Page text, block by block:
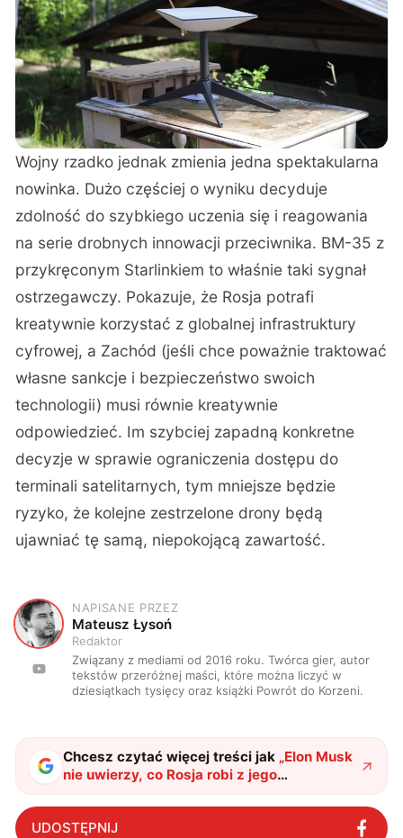
Wojny rzadko jednak zmienia jedna spektakularna
nowinka. Dużo częściej o wyniku decyduje
zdolność do szybkiego uczenia się i reagowania
na serie drobnych innowacji przeciwnika. BM-35 z
przykręconym Starlinkiem to właśnie taki sygnał
ostrzegawczy. Pokazuje, że Rosja potrafi
kreatywnie korzystać z globalnej infrastruktury
cyfrowej, a Zachód (jeśli chce poważnie traktować
własne sankcje i bezpieczeństwo swoich
technologii) musi równie kreatywnie
odpowiedzieć. Im szybciej zapadną konkretne
decyzje w sprawie ograniczenia dostępu do
terminali satelitarnych, tym mniejsze będzie
ryzyko, że kolejne zestrzelone drony będą
ujawniać tę samą, niepokojącą zawartość.
M
NAPISANE PRZEZ
Mateusz Łysoń
Redaktor
Związany z mediami od 2016 roku. Twórca gier, autor
tekstów przeróżnej maści, które można liczyć w
dziesiątkach tysięcy oraz książki Powrót do Korzeni.
Chcesz czytać więcej treści jak „Elon Musk
nie uwierzy, co Rosja robi z jego
Starlinkiem. Drony BM-35 dostały nową
moc"?
UDOSTĘPNIJ